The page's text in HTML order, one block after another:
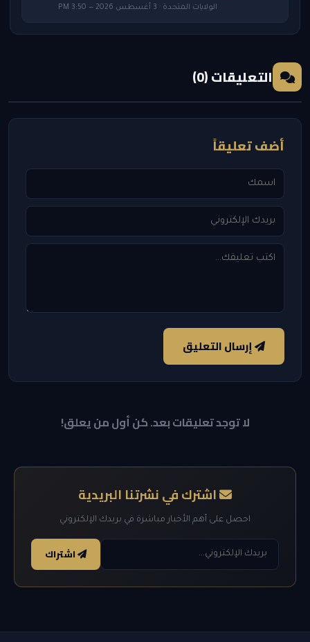
الولايات المتحدة · 3 أغسطس 2026 — 3:50 PM
التعليقات (0)
أضف تعليقاً
إرسال التعليق
لا توجد تعليقات بعد. كن أول من يعلق!
اشترك في نشرتنا البريدية
احصل على أهم الأخبار مباشرة في بريدك الإلكتروني
اشتراك